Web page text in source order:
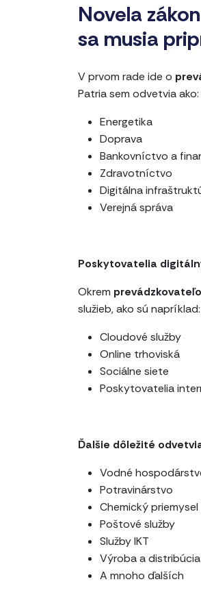
Novela
sa musia
V prvom rade ide o
Patria sem odvetvia ako:
Energetika
Doprava
Bankovníctvo a
Zdravotníctvo
Digitálna
Verejná správa
Poskytovatelia
Okrem
služieb, ako sú napríklad:
Cloudové služby
Online trhoviská
Sociálne siete
Poskytovatelia
Ďalšie dôležité
Vodné
Potravinárstvo
Chemický priemysel
Poštové služby
Služby IKT
Výroba a
A mnoho ďalších